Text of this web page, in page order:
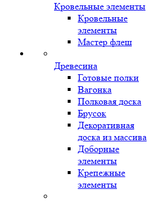
Кровельные элементы
Кровельные
элементы
Мастер флеш
Древесина
Готовые полки
Вагонка
Полковая доска
Брусок
Декоративная
доска из массива
Доборные
элементы
Крепежные
элементы